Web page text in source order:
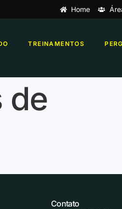
Home
TREINAMENTOS
de
Contato